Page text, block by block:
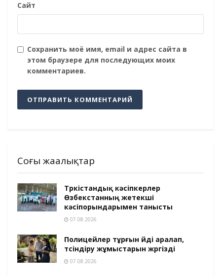
Сайт
Сохранить моё имя, email и адрес сайта в
этом браузере для последующих моих
комментариев.
Соңғы жаңалықтар
Түркістандық кәсіпкерлер
Өзбекстанның жетекші
кәсіпорындарымен танысты
07.08.2026
Полицейлер тұрғын үйді аралап,
түсіндіру жұмыстарын жүргізді
07.08.2026